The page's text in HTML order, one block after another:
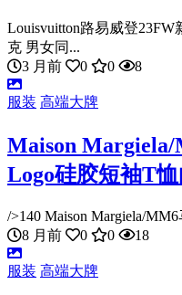
Louisvuitton路易威登
克 男女同...
3 月前
0 0 8
服装 高端大牌
Maison
Logo硅胶短袖T
/>140 Maison Margiela/
8 月前
0 0 18
服装 高端大牌